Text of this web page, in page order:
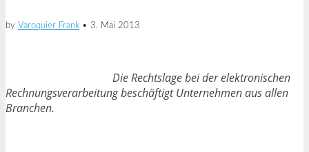
by Varoquier Frank • 3. Mai 2013
Die Rechtslage bei der elektronischen
Rechnungsverarbeitung beschäftigt Unternehmen aus allen
Branchen.